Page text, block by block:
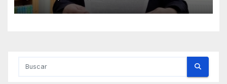
disposición de mediador